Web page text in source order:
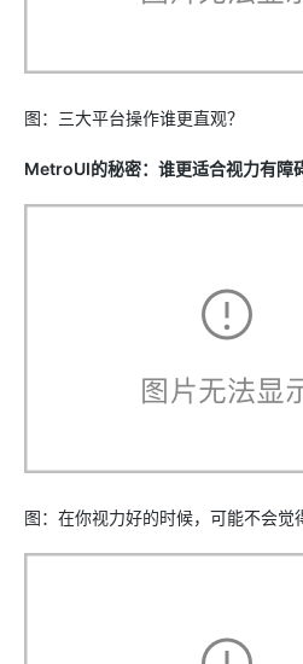
图：三大平台操作谁更直观？
MetroUI的秘密：谁更适合视力有障
图：在你视力好的时候，可能不会觉